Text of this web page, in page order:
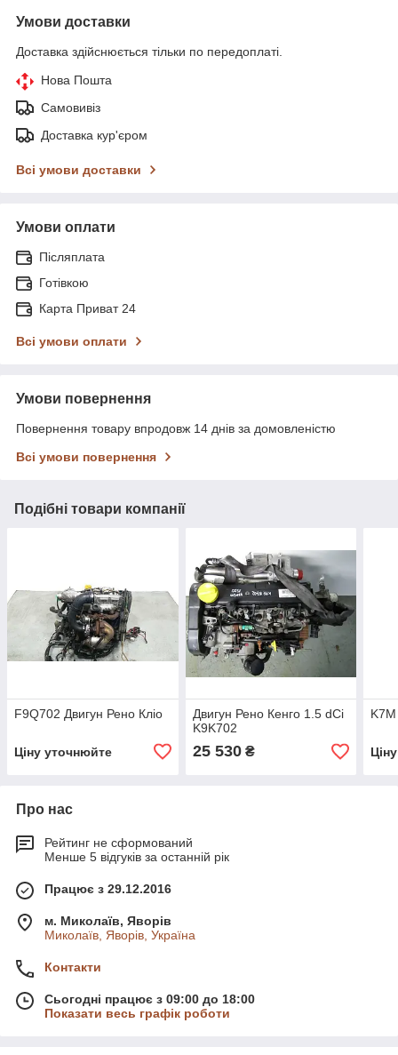
Умови доставки
Доставка здійснюється тільки по передоплаті.
Нова Пошта
Самовивіз
Доставка кур'єром
Всі умови доставки
Умови оплати
Післяплата
Готівкою
Карта Приват 24
Всі умови оплати
Умови повернення
Повернення товару впродовж 14 днів за домовленістю
Всі умови повернення
Подібні товари компанії
F9Q702 Двигун Рено Кліо
Ціну уточнюйте
Двигун Рено Кенго 1.5 dCi
K9K702
25 530₴
Про нас
Рейтинг не сформований
Менше 5 відгуків за останній рік
Працює з 29.12.2016
м. Миколаїв, Яворів
Миколаїв, Яворів, Україна
Контакти
Сьогодні працює з 09:00 до 18:00
Показати весь графік роботи